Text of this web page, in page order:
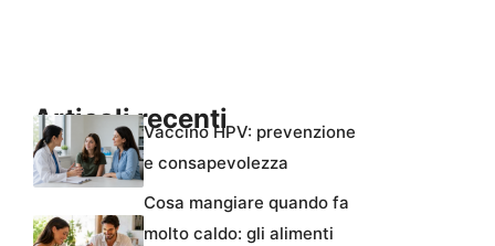
Articoli recentiVaccino HPV: prevenzione
e consapevolezza
Cosa mangiare quando fa
molto caldo: gli alimenti